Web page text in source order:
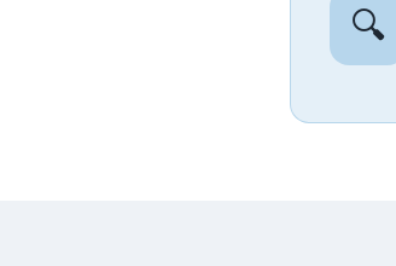
🔍